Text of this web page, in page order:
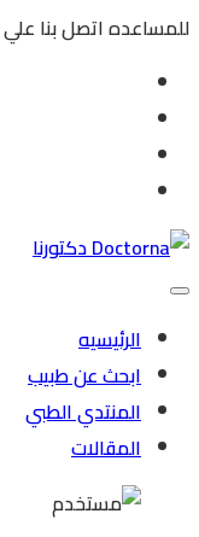
للمساعده اتصل بنا علي
الرئيسيه
ابحث عن طبيب
المنتدي الطبي
المقالات